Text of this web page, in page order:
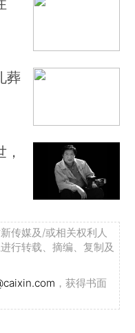
葬
传媒及/或相关权利人
行转载、摘编、复制及
，获得书面